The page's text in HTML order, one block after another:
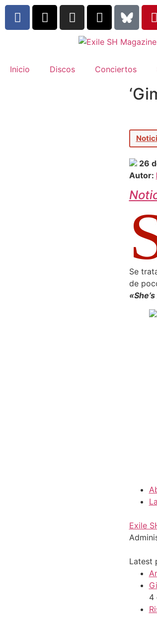
Inicio Discos Conciertos
26
Autor:
Se
de
Exile
Latest
4